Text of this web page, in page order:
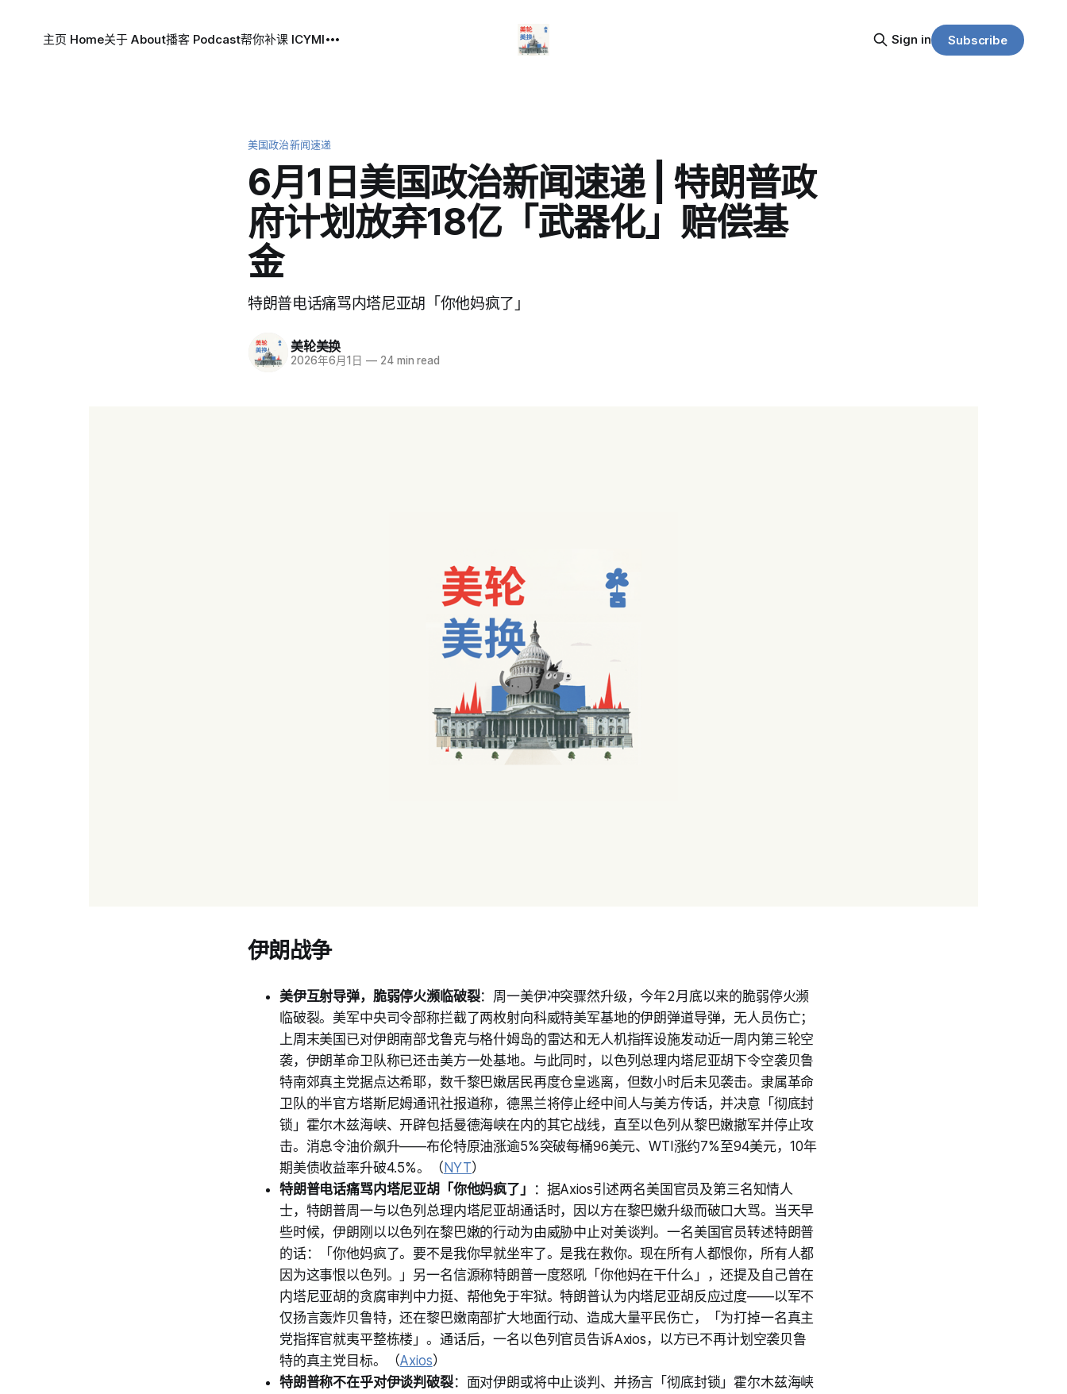
主页 Home关于 About播客 Podcast帮你补课 ICYMI Sign in Subscribe
美国政治新闻速递
6月1日美国政治新闻速递 | 特朗普政
府计划放弃18亿「武器化」赔偿基
金
特朗普电话痛骂内塔尼亚胡「你他妈疯了」
美轮美换
2026年6月1日 — 24 min read
伊朗战争
美伊互射导弹，脆弱停火濒临破裂：周一美伊冲突骤然升级，今年2月底以来的脆弱停火濒
临破裂。美军中央司令部称拦截了两枚射向科威特美军基地的伊朗弹道导弹，无人员伤亡；
上周末美国已对伊朗南部戈鲁克与格什姆岛的雷达和无人机指挥设施发动近一周内第三轮空
袭，伊朗革命卫队称已还击美方一处基地。与此同时，以色列总理内塔尼亚胡下令空袭贝鲁
特南郊真主党据点达希耶，数千黎巴嫩居民再度仓皇逃离，但数小时后未见袭击。隶属革命
卫队的半官方塔斯尼姆通讯社报道称，德黑兰将停止经中间人与美方传话，并决意「彻底封
锁」霍尔木兹海峡、开辟包括曼德海峡在内的其它战线，直至以色列从黎巴嫩撤军并停止攻
击。消息令油价飙升——布伦特原油涨逾5%突破每桶96美元、WTI涨约7%至94美元，10年
期美债收益率升破4.5%。（NYT）
特朗普电话痛骂内塔尼亚胡「你他妈疯了」
：据Axios引述两名美国官员及第三名知情人
士，特朗普周一与以色列总理内塔尼亚胡通话时，因以方在黎巴嫩升级而破口大骂。当天早
些时候，伊朗刚以以色列在黎巴嫩的行动为由威胁中止对美谈判。一名美国官员转述特朗普
的话：「你他妈疯了。要不是我你早就坐牢了。是我在救你。现在所有人都恨你，所有人都
因为这事恨以色列。」另一名信源称特朗普一度怒吼「你他妈在干什么」，还提及自己曾在
内塔尼亚胡的贪腐审判中力挺、帮他免于牢狱。特朗普认为内塔尼亚胡反应过度——以军不
仅扬言轰炸贝鲁特，还在黎巴嫩南部扩大地面行动、造成大量平民伤亡，「为打掉一名真主
党指挥官就夷平整栋楼」。通话后，一名以色列官员告诉Axios，以方已不再计划空袭贝鲁
特的真主党目标。（Axios）
特朗普称不在乎对伊谈判破裂：面对伊朗或将中止谈判、并扬言「彻底封锁」霍尔木兹海峡